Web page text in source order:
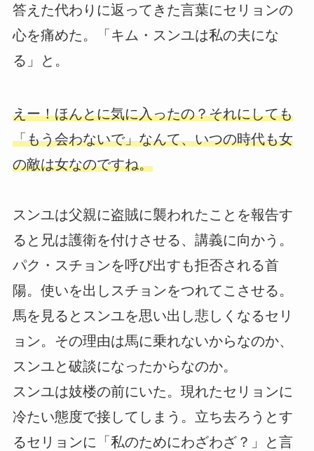
答えた代わりに返ってきた言葉にセリョンの
心を痛めた。「キム・スンユは私の夫にな
る」と。
えー！ほんとに気に入ったの？それにしても
「もう会わないで」なんて、いつの時代も女
の敵は女なのですね。
スンユは父親に盗賊に襲われたことを報告す
ると兄は護衛を付けさせる、講義に向かう。
パク・スチョンを呼び出すも拒否される首
陽。使いを出しスチョンをつれてこさせる。
馬を見るとスンユを思い出し悲しくなるセリ
ョン。その理由は馬に乗れないからなのか、
スンユと破談になったからなのか。
スンユは妓楼の前にいた。現れたセリョンに
冷たい態度で接してしまう。立ち去ろうとす
るセリョンに「私のためにわざわざ？」と言